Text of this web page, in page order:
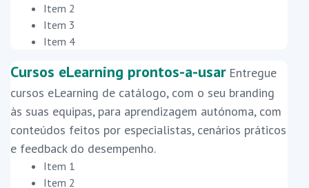
Item 2
Item 3
Item 4
Cursos eLearning prontos-a-usar Entregue
cursos eLearning de catálogo, com o seu branding
às suas equipas, para aprendizagem autónoma, com
conteúdos feitos por especialistas, cenários práticos
e feedback do desempenho.
Item 1
Item 2